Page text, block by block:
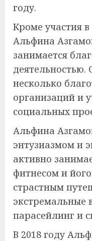
году.
Кроме участия
Альфина
занимается
несколько
организаций и
социальных
Альфина
энтузиазмом и
активно
фитнесом и
страстным
экстремальные
парасейлинг и
В 2018 году